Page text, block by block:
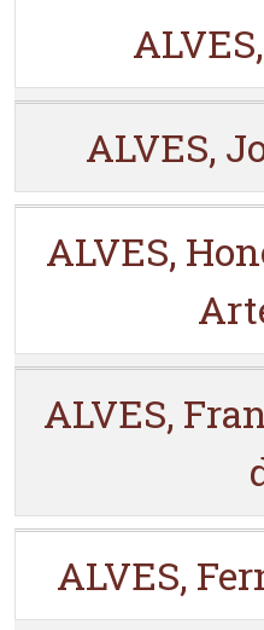
ALVES,
ALVES,
ALVES,
ALVES,